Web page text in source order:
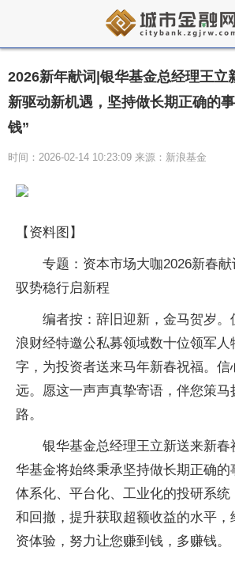
2026新年献词|银华基金总经理王立
新驱动新机遇，坚持做长期正确的
钱”
时间：2026-02-14 10:23:09 来源：新浪基金
【资料图】
专题：资本市场大咖2026新春
驭势稳行启新程
编者按：辞旧迎新，金马贺岁
浪财经特邀公私募领域数十位领军人
字，为投资者送来马年新春祝福。信
远。愿这一声声真挚寄语，伴您策马
路。
银华基金总经理王立新送来新春
华基金将始终秉承坚持做长期正确
体系化、平台化、工业化的投研系统
和回撤，提升获取超额收益的水平，
资体验，努力让您赚到钱，多赚钱。